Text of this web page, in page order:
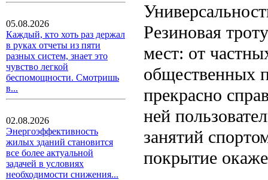
05.08.2026
Каждый, кто хоть раз держал
в руках отчеты из пяти
разных систем, знает это
чувство легкой
беспомощности. Смотришь
в...
02.08.2026
Энергоэффективность
жилых зданий становится
все более актуальной
задачей в условиях
необходимости снижения...
Резиновая
мест: от
общественных
прекрасно
ней
занятий
покрытие